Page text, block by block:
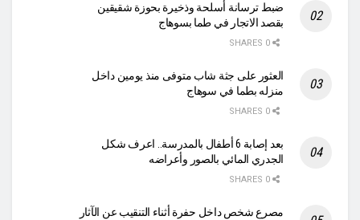
ضبط ترسانة أسلحة وذخيرة بحوزة شقيقين
بقصد الاتجار في طما بسوهاج
العثور على جثة شاب متوفى منذ يومين داخل
منزله بطما في سوهاج
بعد إصابة 6 أطفال بالمدرسة.. اعرف شكل
الجدري المائي بالصور وأعراضه
مصرع شخص داخل حفرة أثناء التنقيب عن الآثار